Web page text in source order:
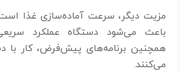
باعث می‌شود دستگاه عملکرد
همچنین برنامه‌های پیش‌فرض، کار با
می‌کنند.